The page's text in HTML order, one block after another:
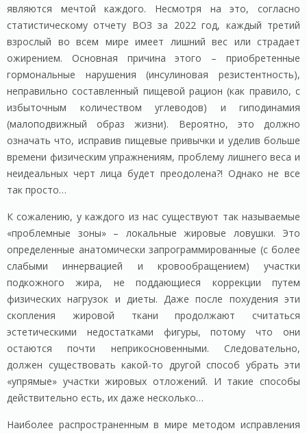
являются мечтой каждого. Несмотря на это, согласно
статистическому отчету ВОЗ за 2022 год, каждый третий
взрослый во всем мире имеет лишний вес или страдает
ожирением. Основная причина этого – приобретенные
гормональные нарушения (инсулиновая резистентность),
неправильно составленный пищевой рацион (как правило, с
избыточным количеством углеводов) и гиподинамия
(малоподвижный образ жизни). Вероятно, это должно
означать что, исправив пищевые привычки и уделив больше
времени физическим упражнениям, проблему лишнего веса и
неидеальных черт лица будет преодолена?! Однако не все
так просто…
К сожалению, у каждого из нас существуют так называемые
«проблемные зоны» – локальные жировые ловушки. Это
определенные анатомически запрограммированные (с более
слабыми иннервацией и кровообращением) участки
подкожного жира, не поддающиеся коррекции путем
физических нагрузок и диеты. Даже после похудения эти
скопления жировой ткани продолжают считаться
эстетическими недостатками фигуры, потому что они
остаются почти неприкосновенными. Следовательно,
должен существовать какой-то другой способ убрать эти
«упрямые» участки жировых отложений. И такие способы
действительно есть, их даже несколько…
Наиболее распространенным в мире методом исправления